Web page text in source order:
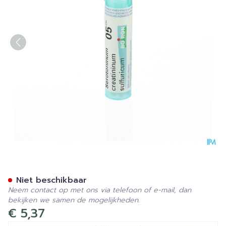
€ 5,37
Niet beschikbaar
Neem contact op met ons via telefoon of e-mail, dan
bekijken we samen de mogelijkheden.